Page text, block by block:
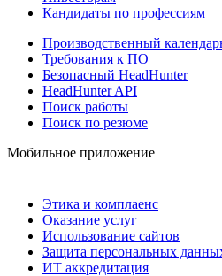
Кандидаты по профессиям
Производственный
Требования к ПО
Безопасный HeadHunter
HeadHunter API
Поиск работы
Поиск по резюме
Мобильное приложение
Этика и комплаенс
Оказание услуг
Использование сайтов
Защита персональных
ИТ аккредитация